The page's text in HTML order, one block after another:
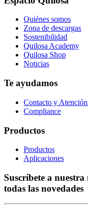
Quiénes somos
Zona de descargas
Sostenibilidad
Quilosa Academy
Quilosa Shop
Noticias
Te ayudamos
Contacto y
Compliance
Productos
Productos
Aplicaciones
Suscríbete a
todas las novedades